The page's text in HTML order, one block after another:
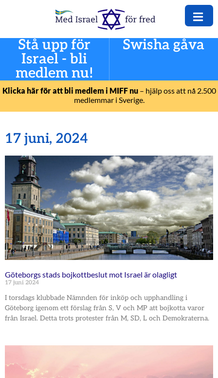
Stå upp för
Israel - bli
medlem nu!
Swisha gåva
Klicka här för att bli medlem i MIFF nu– hjälp oss att nå 2.500
medlemmar i Sverige.
17 juni, 2024
Göteborgs stads bojkottbeslut mot Israel är olagligt
17 juni 2024
I torsdags klubbade Nämnden för inköp och upphandling i
Göteborg igenom ett förslag från S, V och MP att bojkotta varor
från Israel. Detta trots protester från M, SD, L och Demokraterna.